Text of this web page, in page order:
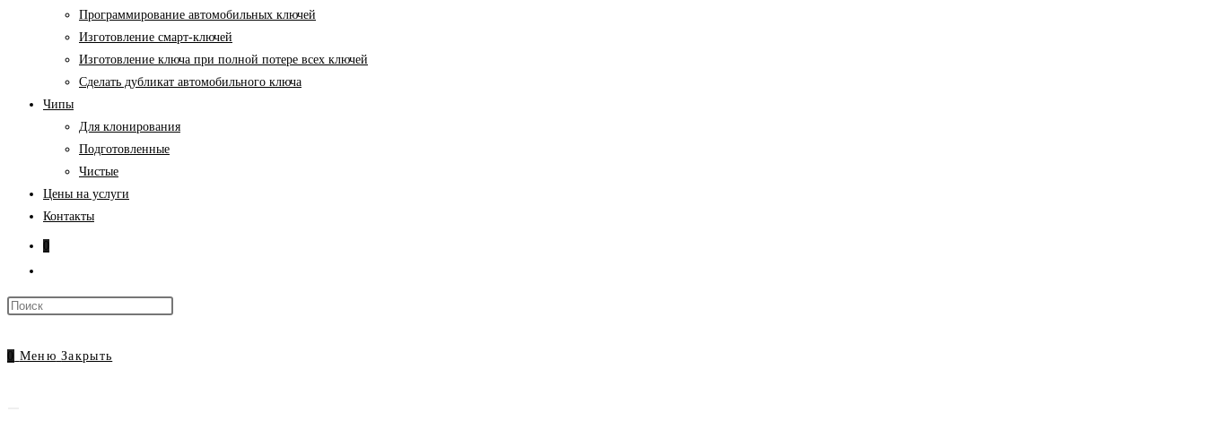
Программирование автомобильных ключей
Изготовление смарт-ключей
Изготовление ключа при полной потере всех ключей
Cделать дубликат автомобильного ключа
Чипы
Для клонирования
Подготовленные
Чистые
Цены на услуги
Контакты
0
по
сайту
0 Меню Закрыть